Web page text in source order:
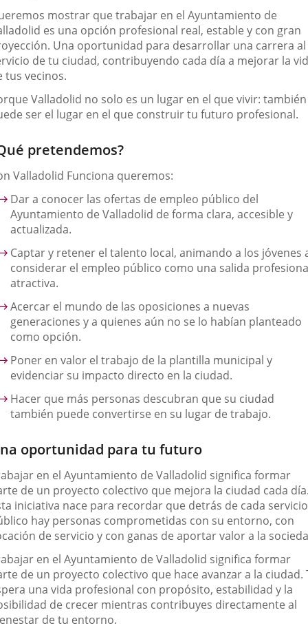
mostrar que trabajar en el Ayuntamiento de
es una opción profesional real, estable y con gran
Una oportunidad para desarrollar una carrera al
de tu ciudad, contribuyendo cada día a mejorar la
tus vecinos.
Valladolid no solo es un lugar en el que vivir: también
ser el lugar en el que construir tu futuro profesional.
pretendemos?
Valladolid Funciona queremos:
Dar a conocer las ofertas de empleo público del
Ayuntamiento de Valladolid de forma clara, accesible y
actualizada.
Captar y retener el talento local, animando a los jóvenes
considerar el empleo público como una salida
atractiva.
Acercar el mundo de las oposiciones a nuevas
generaciones y a quienes aún no se lo habían planteado
como opción.
Poner en valor el trabajo de la plantilla municipal y
evidenciar su impacto directo en la ciudad.
Hacer que más personas descubran que su ciudad
también puede convertirse en su lugar de trabajo.
oportunidad para tu futuro
en el Ayuntamiento de Valladolid significa formar
de un proyecto colectivo que mejora la ciudad cada
iniciativa nace para recordar que detrás de cada servicio
hay personas comprometidas con su entorno, con
de servicio y con ganas de aportar valor a la
en el Ayuntamiento de Valladolid significa formar
de un proyecto colectivo que hace avanzar a la ciudad.
una vida profesional con propósito, estabilidad y la
de crecer mientras contribuyes directamente al
de tu entorno.